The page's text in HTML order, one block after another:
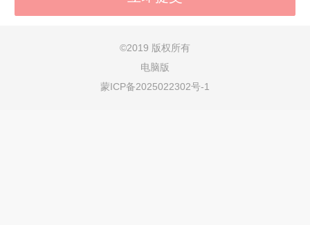
©2019 版权所有
电脑版
蒙ICP备2025022302号-1